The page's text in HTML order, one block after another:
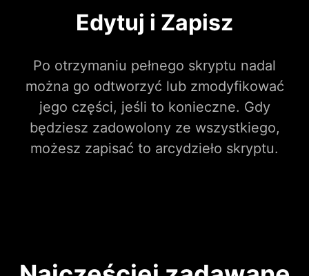
Edytuj i Zapisz
Po otrzymaniu pełnego skryptu nadal
można go odtworzyć lub zmodyfikować
jego części, jeśli to konieczne. Gdy
będziesz zadowolony ze wszystkiego,
możesz zapisać to arcydzieło skryptu.